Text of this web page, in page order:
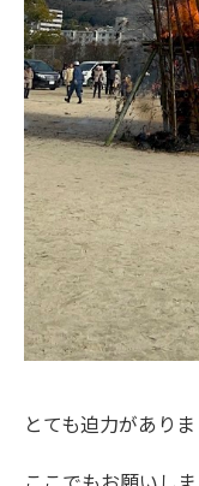
とても迫力がありま